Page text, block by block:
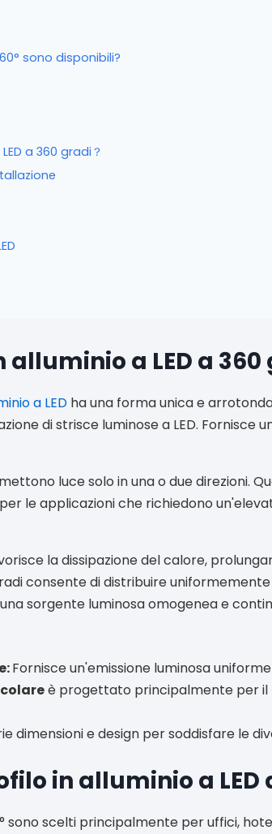
sono disponibili?
a 360 gradi？
a LED a 360
a LED ha una forma unica e
di strisce luminose a LED. Fornisce
luce solo in una o due direzioni.
le applicazioni che richiedono
la dissipazione del calore,
consente di distribuire
sorgente luminosa omogenea e
Fornisce un'emissione luminosa
è progettato principalmente per
dimensioni e design per soddisfare le
in alluminio a LED
sono scelti principalmente per uffici,